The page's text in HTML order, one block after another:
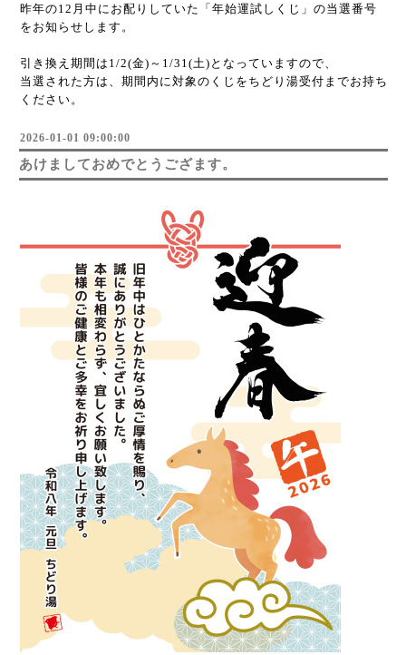
昨年の12月中にお配りしていた「年始運試しくじ」の当選番号
をお知らせします。
引き換え期間は1/2(金)～1/31(土)となっていますので、
当選された方は、期間内に対象のくじをちどり湯受付までお持ち
ください。
2026-01-01 09:00:00
あけましておめでとうござます。